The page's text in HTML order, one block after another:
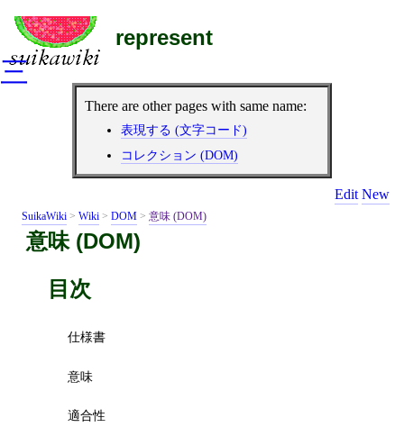
represent
There are other pages with same name:
表現する (文字コード)
コレクション (DOM)
Edit New
SuikaWiki > Wiki > DOM > 意味 (DOM)
意味 (DOM)
目次
仕様書
意味
適合性
三